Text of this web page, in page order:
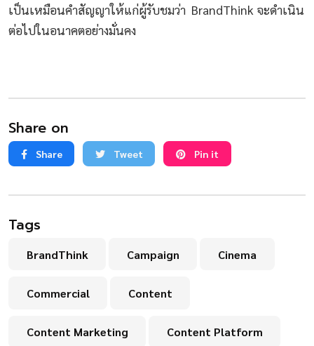
เป็นเหมือนคำสัญญาให้แก่ผู้รับชมว่า BrandThink จะดำเนิน
ต่อไปในอนาคตอย่างมั่นคง
Share on
Share Tweet Pin it
Tags
BrandThink Campaign Cinema
Commercial Content
Content Marketing Content Platform